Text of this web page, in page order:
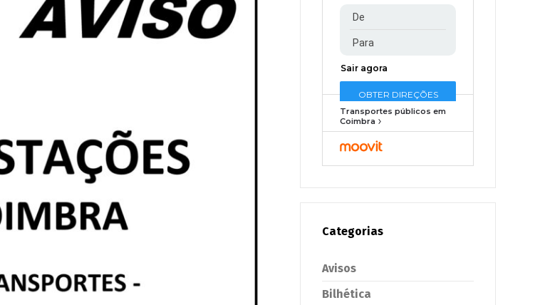
Transportes públicos em
Coimbra
Categorias
Avisos
Bilhética